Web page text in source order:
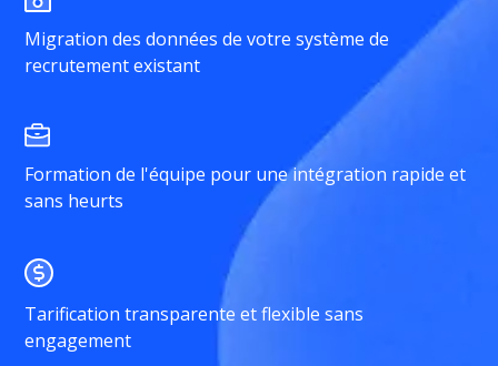
Migration des données de votre système de
recrutement existant
Formation de l'équipe pour une intégration rapide et
sans heurts
Tarification transparente et flexible sans
engagement